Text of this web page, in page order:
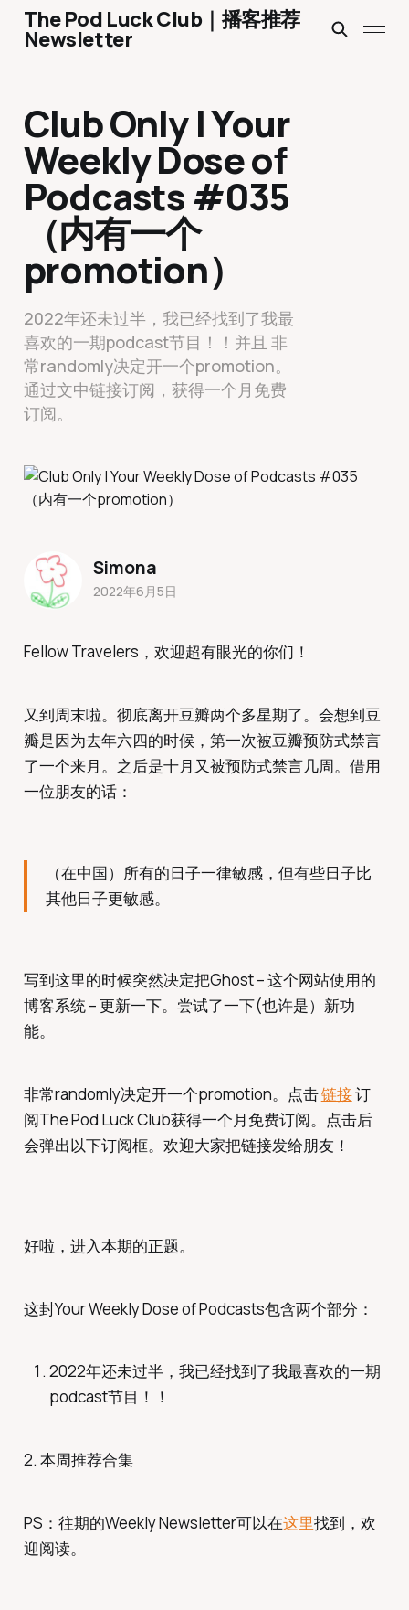
The Pod Luck Club｜播客推荐
Newsletter
Club Only | Your
Weekly Dose of
Podcasts #035
（内有一个
promotion）
2022年还未过半，我已经找到了我最
喜欢的一期podcast节目！！并且 非
常randomly决定开一个promotion。
通过文中链接订阅，获得一个月免费
订阅。
Fellow Travelers，欢迎超有眼光的你们！
又到周末啦。彻底离开豆瓣两个多星期了。会想到豆
瓣是因为去年六四的时候，第一次被豆瓣预防式禁言
了一个来月。之后是十月又被预防式禁言几周。借用
一位朋友的话：
（在中国）所有的日子一律敏感，但有些日子比
其他日子更敏感。
写到这里的时候突然决定把Ghost – 这个网站使用的
博客系统 – 更新一下。尝试了一下(也许是）新功
能。
非常randomly决定开一个promotion。点击链接订
阅The Pod Luck Club获得一个月免费订阅。点击后
会弹出以下订阅框。欢迎大家把链接发给朋友！
好啦，进入本期的正题。
这封Your Weekly Dose of Podcasts包含两个部分：
2022年还未过半，我已经找到了我最喜欢的一期
podcast节目！！
2. 本周推荐合集
PS：往期的Weekly Newsletter可以在这里找到，欢
迎阅读。
Simona
2022年6月5日